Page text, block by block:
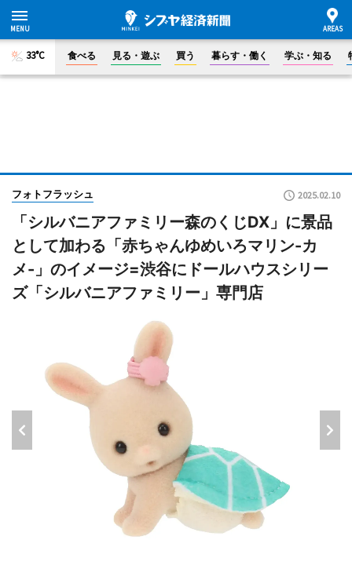
33°C 食べる 見る・遊ぶ 買う 暮らす・働く 学ぶ・知る
フォトフラッシュ 2025.02.10
「シルバニアファミリー森のくじDX」に景品
として加わる「赤ちゃんゆめいろマリン-カ
メ-」のイメージ=渋谷にドールハウスシリー
ズ「シルバニアファミリー」専門店